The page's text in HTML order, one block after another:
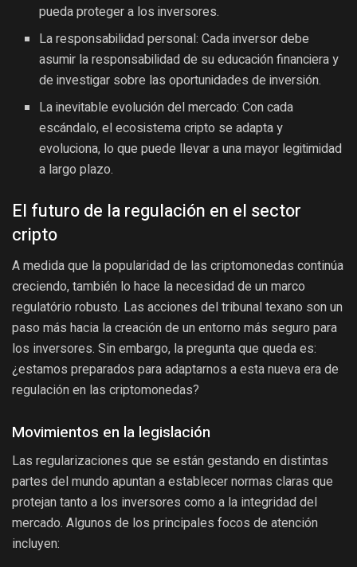
pueda proteger a los inversores.
La responsabilidad personal: Cada inversor debe
asumir la responsabilidad de su educación financiera y
de investigar sobre las oportunidades de inversión.
La inevitable evolución del mercado: Con cada
escándalo, el ecosistema cripto se adapta y
evoluciona, lo que puede llevar a una mayor legitimidad
a largo plazo.
El futuro de la regulación en el sector
cripto
A medida que la popularidad de las criptomonedas continúa
creciendo, también lo hace la necesidad de un marco
regulatório robusto. Las acciones del tribunal texano son un
paso más hacia la creación de un entorno más seguro para
los inversores. Sin embargo, la pregunta que queda es:
¿estamos preparados para adaptarnos a esta nueva era de
regulación en las criptomonedas?
Movimientos en la legislación
Las regularizaciones que se están gestando en distintas
partes del mundo apuntan a establecer normas claras que
protejan tanto a los inversores como a la integridad del
mercado. Algunos de los principales focos de atención
incluyen: